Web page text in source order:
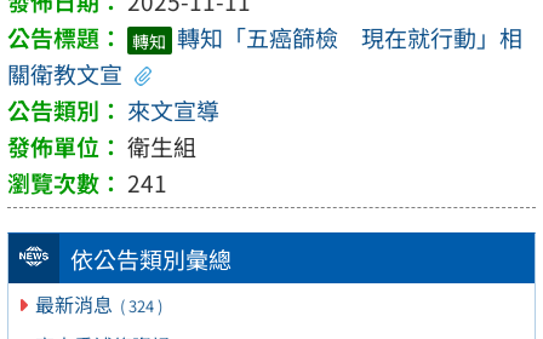
依公告類別彙總
最新消息 ( 324 )
轉知 轉知「五癌篩檢 現在就行動」相
關衛教文宣
來文宣導
衛生組
241